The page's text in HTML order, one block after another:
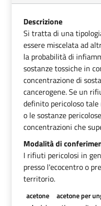
Descrizione
Si tratta di una
essere miscelata ad
la probabilità di
sostanze tossiche in
concentrazione di
cancerogene. Se un
definito pericoloso
o le sostanze
concentrazioni che
Modalità di
I rifiuti pericolosi in
presso l'ecocentro o
territorio.
acetone acetone per